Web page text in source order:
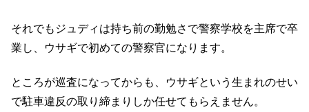
それでもジュディは持ち前の勤勉さで警察学校を主席で卒
業し、ウサギで初めての警察官になります。
ところが巡査になってからも、ウサギという生まれのせい
で駐車違反の取り締まりしか任せてもらえません。